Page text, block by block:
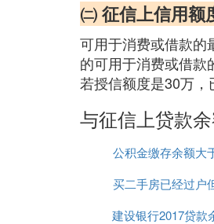
㈡ 征信上信用额
可用于消费或借款的
的可用于消费或借款
若授信额度是30万，
与征信上贷款
公积金缴存余额大
款余额
买二手房已经过户
款没批下来怎么
建设银行2017贷款